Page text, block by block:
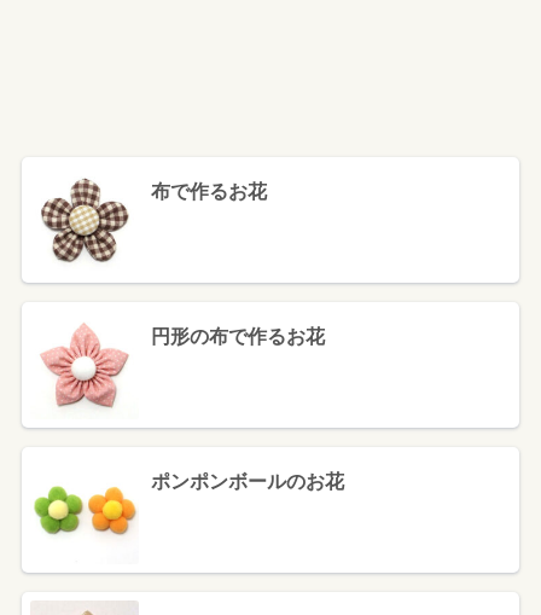
布で作るお花
円形の布で作るお花
ポンポンボールのお花